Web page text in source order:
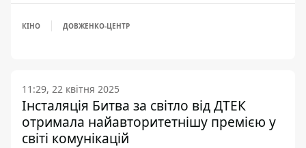
КІНО ДОВЖЕНКО-ЦЕНТР
11:29, 22 квітня 2025
Інсталяція Битва за світло від ДТЕК
отримала найавторитетнішу премією у
світі комунікацій